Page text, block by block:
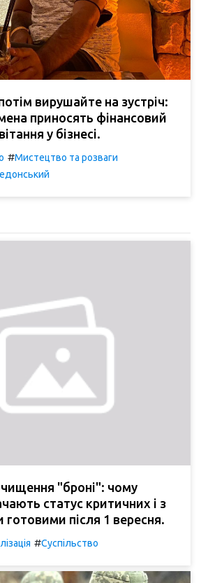
вирушайте на зустріч:
приносять фінансовий
у бізнесі.
#Мистецтво та розваги
"броні": чому
статус критичних і з
готовими після 1 вересня.
#Суспільство